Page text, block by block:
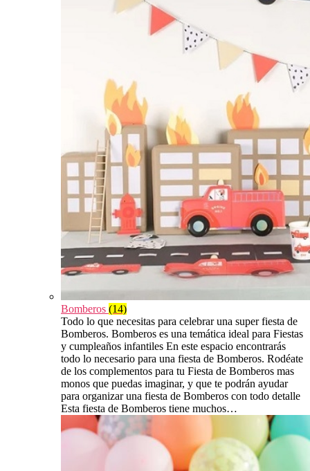
Bomberos (14)
Todo lo que necesitas para celebrar una super fiesta de
Bomberos. Bomberos es una temática ideal para Fiestas
y cumpleaños infantiles En este espacio encontrarás
todo lo necesario para una fiesta de Bomberos. Rodéate
de los complementos para tu Fiesta de Bomberos mas
monos que puedas imaginar, y que te podrán ayudar
para organizar una fiesta de Bomberos con todo detalle
Esta fiesta de Bomberos tiene muchos…